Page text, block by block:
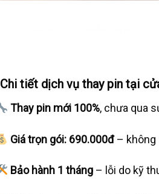
Chi tiết dịch vụ thay pin tại
Thay pin mới 100%, chưa qua
Giá trọn gói: 690.000đ– không
Bảo hành 1 tháng – lỗi do kỹ